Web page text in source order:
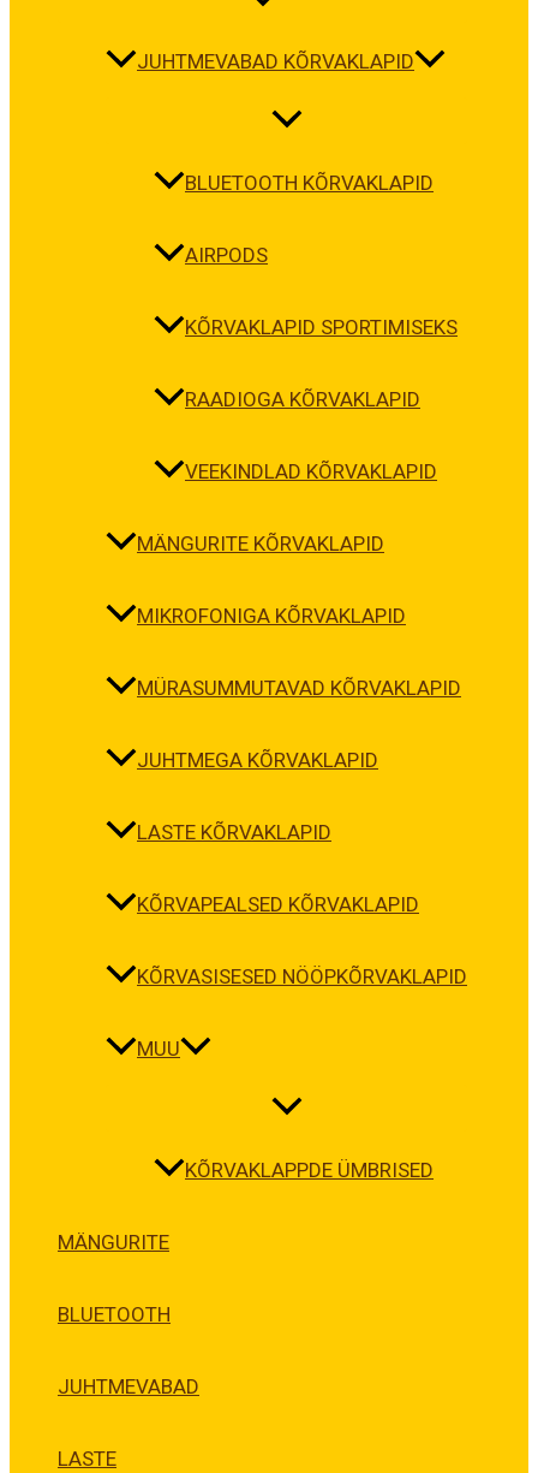
JUHTMEVABAD KÕRVAKLAPID
BLUETOOTH KÕRVAKLAPID
AIRPODS
KÕRVAKLAPID SPORTIMISEKS
RAADIOGA KÕRVAKLAPID
VEEKINDLAD KÕRVAKLAPID
MÄNGURITE KÕRVAKLAPID
MIKROFONIGA KÕRVAKLAPID
MÜRASUMMUTAVAD KÕRVAKLAPID
JUHTMEGA KÕRVAKLAPID
LASTE KÕRVAKLAPID
KÕRVAPEALSED KÕRVAKLAPID
KÕRVASISESED NÖÖPKÕRVAKLAPID
MUU
KÕRVAKLAPPDE ÜMBRISED
MÄNGURITE
BLUETOOTH
JUHTMEVABAD
LASTE